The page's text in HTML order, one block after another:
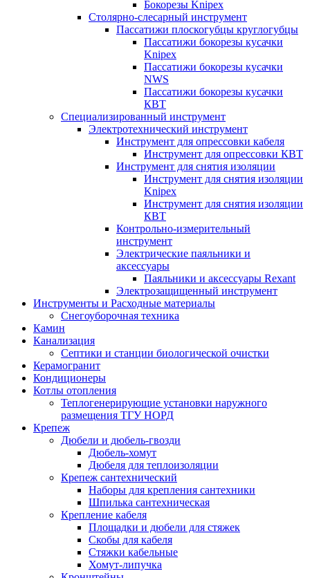
Бокорезы Knipex
Столярно-слесарный инструмент
Пассатижи плоскогубцы круглогубцы
Пассатижи бокорезы кусачки
Knipex
Пассатижи бокорезы кусачки
NWS
Пассатижи бокорезы кусачки
КВТ
Специализированный инструмент
Электротехнический инструмент
Инструмент для опрессовки кабеля
Инструмент для опрессовки КВТ
Инструмент для снятия изоляции
Инструмент для снятия изоляции
Knipex
Инструмент для снятия изоляции
КВТ
Контрольно-измерительный
инструмент
Электрические паяльники и
аксессуары
Паяльники и аксессуары Rexant
Электрозащищенный инструмент
Инструменты и Расходные материалы
Снегоуборочная техника
Камин
Канализация
Септики и станции биологической очистки
Керамогранит
Кондиционеры
Котлы отопления
Теплогенерирующие установки наружного
размещения ТГУ НОРД
Крепеж
Дюбели и дюбель-гвозди
Дюбель-хомут
Дюбеля для теплоизоляции
Крепеж сантехнический
Наборы для крепления сантехники
Шпилька сантехническая
Крепление кабеля
Площадки и дюбели для стяжек
Скобы для кабеля
Стяжки кабельные
Хомут-липучка